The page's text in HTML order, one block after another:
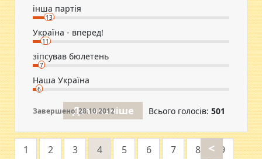
Завершено: 28.10.2012
інша партія
13
Україна - вперед!
11
зіпсував бюлетень
7
Наша Україна
6
Детальніше Всього голосів: 501
<
1 2 3 4 5 6 7 8
9